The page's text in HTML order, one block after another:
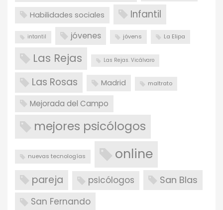
Habilidades sociales Infantil
intantil jóvenes jóvens La Elipa
Las Rejas Las Rejas. Vicálvaro
Las Rosas Madrid maltrato
Mejorada del Campo
mejores psicólogos
nuevas tecnologías online
pareja psicólogos San Blas
San Fernando